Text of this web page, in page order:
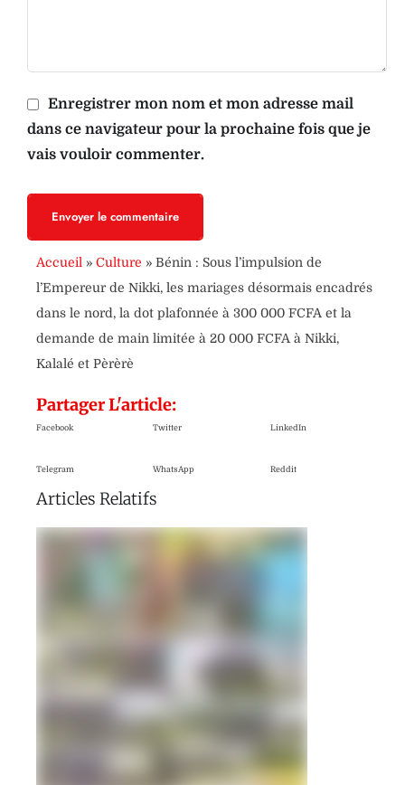
Enregistrer mon nom et mon adresse mail
dans ce navigateur pour la prochaine fois que je
vais vouloir commenter.
Envoyer le commentaire
Accueil » Culture » Bénin : Sous l’impulsion de
l’Empereur de Nikki, les mariages désormais encadrés
dans le nord, la dot plafonnée à 300 000 FCFA et la
demande de main limitée à 20 000 FCFA à Nikki,
Kalalé et Pèrèrè
Partager L'article:
Facebook Twitter LinkedIn
Telegram WhatsApp Reddit
Articles Relatifs